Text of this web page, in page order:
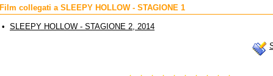
Film collegati a SLEEPY HOLLOW - STAGIONE 1
• SLEEPY HOLLOW - STAGIONE 2, 2014